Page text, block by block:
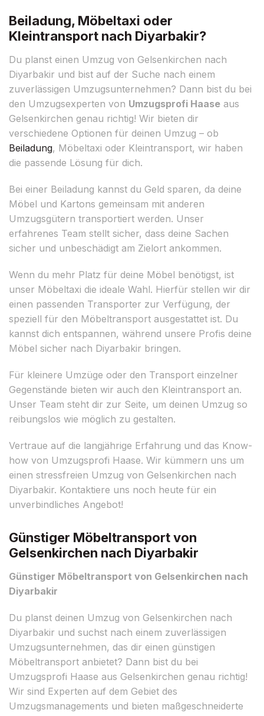
Beiladung, Möbeltaxi oder
Kleintransport nach Diyarbakir?
Du planst einen Umzug von Gelsenkirchen nach
Diyarbakir und bist auf der Suche nach einem
zuverlässigen Umzugsunternehmen? Dann bist du bei
den Umzugsexperten von Umzugsprofi Haase aus
Gelsenkirchen genau richtig! Wir bieten dir
verschiedene Optionen für deinen Umzug – ob
Beiladung, Möbeltaxi oder Kleintransport, wir haben
die passende Lösung für dich.
Bei einer Beiladung kannst du Geld sparen, da deine
Möbel und Kartons gemeinsam mit anderen
Umzugsgütern transportiert werden. Unser
erfahrenes Team stellt sicher, dass deine Sachen
sicher und unbeschädigt am Zielort ankommen.
Wenn du mehr Platz für deine Möbel benötigst, ist
unser Möbeltaxi die ideale Wahl. Hierfür stellen wir dir
einen passenden Transporter zur Verfügung, der
speziell für den Möbeltransport ausgestattet ist. Du
kannst dich entspannen, während unsere Profis deine
Möbel sicher nach Diyarbakir bringen.
Für kleinere Umzüge oder den Transport einzelner
Gegenstände bieten wir auch den Kleintransport an.
Unser Team steht dir zur Seite, um deinen Umzug so
reibungslos wie möglich zu gestalten.
Vertraue auf die langjährige Erfahrung und das Know-
how von Umzugsprofi Haase. Wir kümmern uns um
einen stressfreien Umzug von Gelsenkirchen nach
Diyarbakir. Kontaktiere uns noch heute für ein
unverbindliches Angebot!
Günstiger Möbeltransport von
Gelsenkirchen nach Diyarbakir
Günstiger Möbeltransport von Gelsenkirchen nach
Diyarbakir
Du planst deinen Umzug von Gelsenkirchen nach
Diyarbakir und suchst nach einem zuverlässigen
Umzugsunternehmen, das dir einen günstigen
Möbeltransport anbietet? Dann bist du bei
Umzugsprofi Haase aus Gelsenkirchen genau richtig!
Wir sind Experten auf dem Gebiet des
Umzugsmanagements und bieten maßgeschneiderte